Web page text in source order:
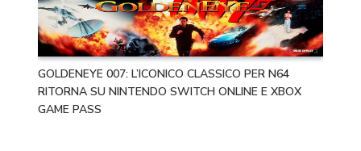
GOLDENEYE 007: L’ICONICO CLASSICO PER N64
RITORNA SU NINTENDO SWITCH ONLINE E XBOX
GAME PASS